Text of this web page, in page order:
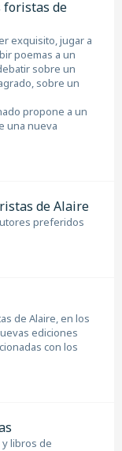
foristas de
exquisito, jugar a
poemas a un
sobre un
sobre un
propone a un
una nueva
de Alaire
preferidos
de Alaire, en los
ediciones
con los
libros de